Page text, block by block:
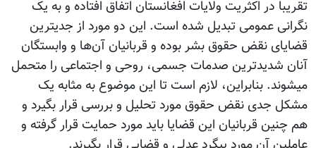
تقریبا در اکثریت ولایات افغانستان اتفاق افتاده و به یک
نگرانی عمومی تبدیل شده است. این دو مورد از جدی‫ترین
قضایای نقض حقوق بشر بوده و قربانیان آن‌ها و وابستگان
آنان شدیدترین صدمات جسمی، روحی و اجتماعی را متحمل
می‫شوند. بنابراین، لازم است تا این موضوع به مثابه یک
مشکل جدی نقض حقوق مورد تحلیل و بررسی قرار بگیرد و
هم چنین قربانیان این قضایا باید مورد حمایت قرار گرفته و